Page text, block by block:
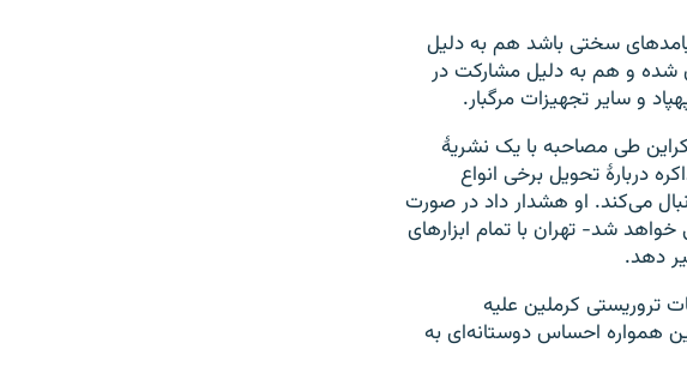
سختی باشد هم به دلیل
شده و هم به دلیل مشارکت در
و سایر تجهیزات مرگبار.
طی مصاحبه با یک نشریهٔ
دربارهٔ تحویل برخی انواع
می‌کند. او هشدار داد در صورت
شد- تهران با تمام ابزارهای
دهد.
تروریستی کرملین علیه
همواره احساس دوستانه‌ای به